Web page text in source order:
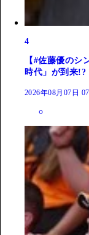
4
【#佐藤優の
時代」が到来!?
2026年08月07日